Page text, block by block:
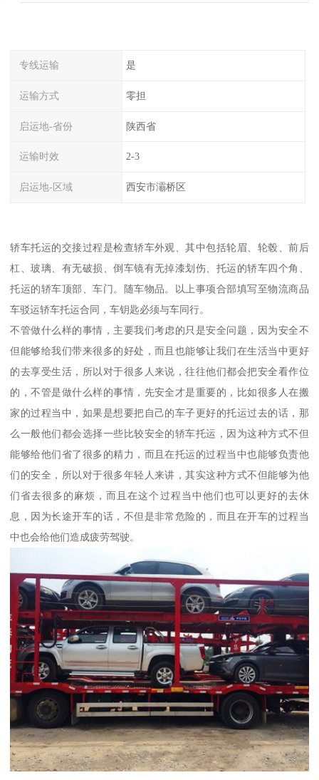
专线运输 是
运输方式 零担
启运地-省份 陕西省
运输时效 2-3
启运地-区域 西安市灞桥区
轿车托运的交接过程是检查轿车外观、其中包括轮眉、轮毂、前后
杠、玻璃、有无破损、倒车镜有无掉漆划伤、托运的轿车四个角、
托运的轿车顶部、车门。随车物品。以上事项合部填写至物流商品
车驳运轿车托运合同，车钥匙必须与车同行。
不管做什么样的事情，主要我们考虑的只是安全问题，因为安全不
但能够给我们带来很多的好处，而且也能够让我们在生活当中更好
的去享受生活，所以对于很多人来说，往往他们都会把安全看作位
的，不管是做什么样的事情，先安全才是重要的，比如很多人在搬
家的过程当中，如果是想要把自己的车子更好的托运过去的话，那
么一般他们都会选择一些比较安全的轿车托运，因为这种方式不但
能够给他们省了很多的精力，而且在托运的过程当中也能够负责他
们的安全，所以对于很多年轻人来讲，其实这种方式不但能够为他
们省去很多的麻烦，而且在这个过程当中他们也可以更好的去休
息，因为长途开车的话，不但是非常危险的，而且在开车的过程当
中也会给他们造成疲劳驾驶。